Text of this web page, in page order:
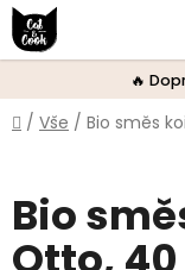
Přejít
na
obsah
🔥
Domů
/ Vše / Bio směs
Bio